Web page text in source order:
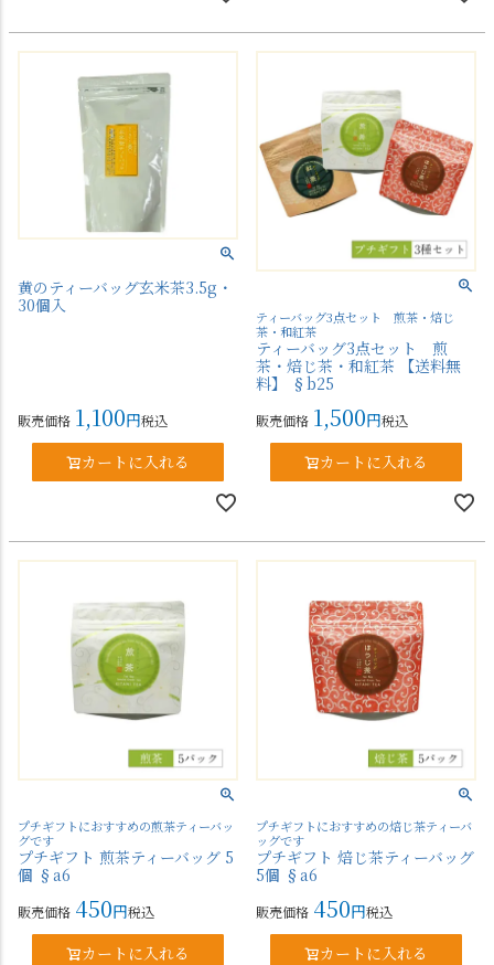
黄のティーバッグ玄米茶3.5g・
30個入
販売価格 1,100 税込
カートに入れる
ティーバッグ3点セット 煎茶・焙じ
茶・和紅茶
ティーバッグ3点セット 煎
茶・焙じ茶・和紅茶 【送料無
料】 §b25
販売価格 1,500 税込
カートに入れる
プチギフトにおすすめの煎茶ティーバッ
グです
プチギフト 煎茶ティーバッグ 5
個 §a6
販売価格 450 税込
カートに入れる
プチギフトにおすすめの焙じ茶ティーバ
ッグです
プチギフト 焙じ茶ティーバッグ
5個 §a6
販売価格 450 税込
カートに入れる